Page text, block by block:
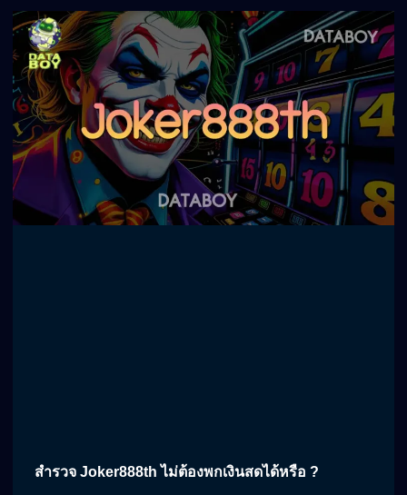
สำรวจ Joker888th ไม่ต้องพกเงินสดได้หรือ ?